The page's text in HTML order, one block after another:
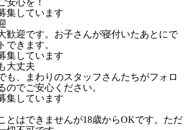
集しています
歓迎です。お子さんが寝付いたあとにで
できます。
集しています
大丈夫
も、まわりのスタッフさんたちがフォロ
のでご安心ください。
集しています
とはできませんが18歳からOKです。ただ